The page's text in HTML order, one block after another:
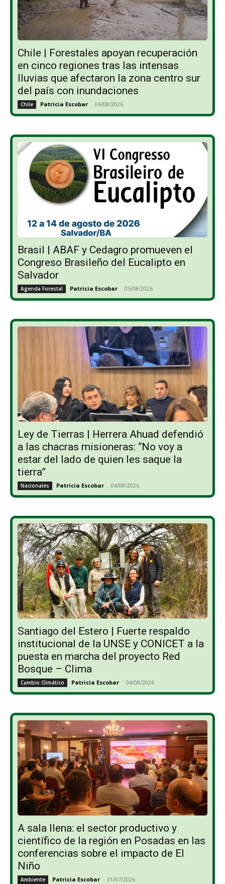
Chile | Forestales apoyan recuperación
en cinco regiones tras las intensas
lluvias que afectaron la zona centro sur
del país con inundaciones
Chile Patricia Escobar - 06/08/2026
Brasil | ABAF y Cedagro promueven el
Congreso Brasileño del Eucalipto en
Salvador
Agenda Forestal Patricia Escobar - 05/08/2026
Ley de Tierras | Herrera Ahuad defendió
a las chacras misioneras: “No voy a
estar del lado de quien les saque la
tierra”
Nacionales Patricia Escobar - 04/08/2026
Santiago del Estero | Fuerte respaldo
institucional de la UNSE y CONICET a la
puesta en marcha del proyecto Red
Bosque – Clima
Cambio Climático Patricia Escobar - 04/08/2026
A sala llena: el sector productivo y
científico de la región en Posadas en las
conferencias sobre el impacto de El
Niño
Ambiente Patricia Escobar - 31/07/2026